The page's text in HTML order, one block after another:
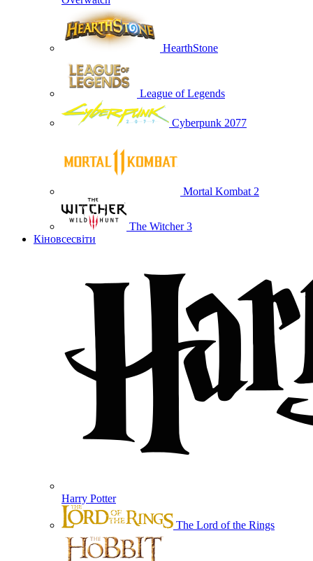
HearthStone
League of Legends
Cyberpunk 2077
Mortal Kombat 2
The Witcher 3
Кіновсесвіти
Harry Potter
The Lord of the Rings